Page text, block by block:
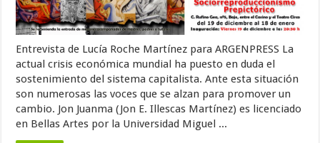
Entrevista de Lucía Roche Martínez para ARGENPRESS La
actual crisis económica mundial ha puesto en duda el
sostenimiento del sistema capitalista. Ante esta situación
son numerosas las voces que se alzan para promover un
cambio. Jon Juanma (Jon E. Illescas Martínez) es licenciado
en Bellas Artes por la Universidad Miguel ...